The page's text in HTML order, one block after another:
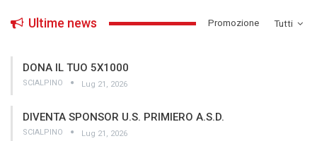
Tutti
Ultime news ­Promozione
DONA IL TUO 5X1000
SCIALPINO Lug 21, 2026
DIVENTA SPONSOR U.S. PRIMIERO A.S.D.
SCIALPINO Lug 21, 2026